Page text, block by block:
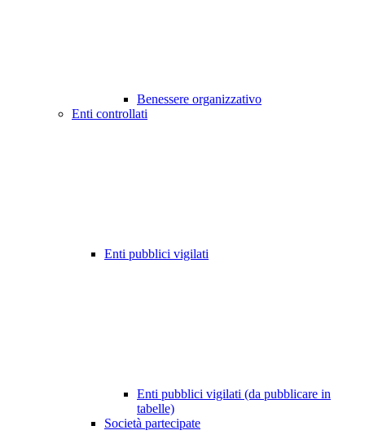
Benessere organizzativo
Enti controllati
Enti pubblici vigilati
Enti pubblici vigilati (da pubblicare in
tabelle)
Società partecipate